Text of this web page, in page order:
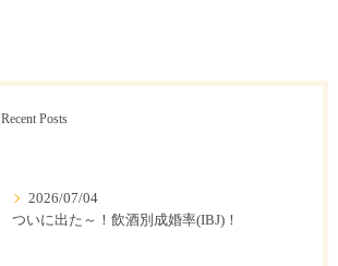
Recent Posts
2026/07/04
ついに出た～！飲酒別成婚率(IBJ)！